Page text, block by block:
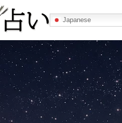
Japanese